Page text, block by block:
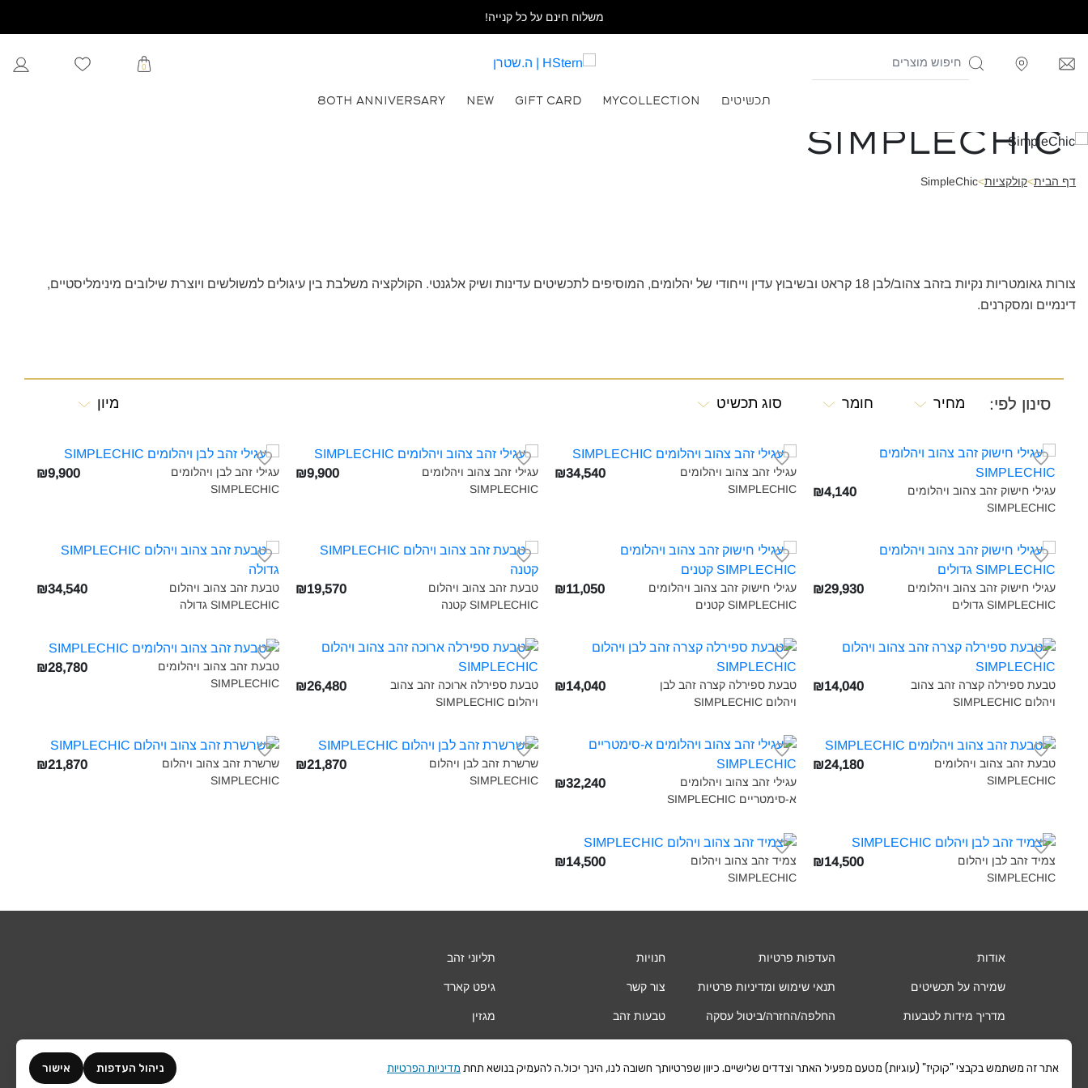
משלוח חינם על כל קנייה!
0
תכשיטים MYCOLLECTION
GIFT CARD
NEW
80TH ANNIVERSARY
SimpleChic
דף הבית>קולקציות>
SimpleChic
צורות גאומטריות נקיות בזהב צהוב/לבן 18 קראט ובשיבוץ עדין וייחודי של יהלומים, המוסיפים לתכשיטים עדינות ושיק אלגנטי. הקולקציה משלבת בין עיגולים למשולשים ויוצרת שילובים מינימליסטיים,
דינמיים ומסקרנים.
סינון לפי: מחיר חומר סוג תכשיט מיון
עגילי חישוק זהב צהוב ויהלומים
SIMPLECHIC‎
₪4,140
עגילי זהב צהוב ויהלומים
SIMPLECHIC‎
₪34,540
עגילי זהב צהוב ויהלומים
SIMPLECHIC‎
₪9,900
עגילי זהב לבן ויהלומים
SIMPLECHIC‎
₪9,900
עגילי חישוק זהב צהוב ויהלומים
SIMPLECHIC גדולים‎
₪29,930
עגילי חישוק זהב צהוב ויהלומים
SIMPLECHIC קטנים‎
₪11,050
טבעת זהב צהוב ויהלום
SIMPLECHIC קטנה‎
₪19,570
טבעת זהב צהוב ויהלום
SIMPLECHIC גדולה‎
₪34,540
טבעת ספירלה קצרה זהב צהוב
ויהלום SIMPLECHIC‎
₪14,040
טבעת ספירלה קצרה זהב לבן
ויהלום SIMPLECHIC‎
₪14,040
טבעת ספירלה ארוכה זהב צהוב
ויהלום SIMPLECHIC‎
₪26,480
טבעת זהב צהוב ויהלומים
SIMPLECHIC‎
₪28,780
טבעת זהב צהוב ויהלומים
SIMPLECHIC‎
₪24,180
עגילי זהב צהוב ויהלומים
א-סימטריים SIMPLECHIC‎
₪32,240
שרשרת זהב לבן ויהלום
SIMPLECHIC‎
₪21,870
שרשרת זהב צהוב ויהלום
SIMPLECHIC‎
₪21,870
צמיד זהב לבן ויהלום
SIMPLECHIC‎
₪14,500
צמיד זהב צהוב ויהלום
SIMPLECHIC‎
₪14,500
אתר זה משתמש בקבצי "קוקיז" (עוגיות) מטעם מפעיל האתר וצדדים שלישיים. כיוון שפרטיותך חשובה לנו, הינך יכול.ה להעמיק בנושא תחת מדיניות הפרטיות אישור ניהול העדפות
אודות
שמירה על תכשיטים
מדריך מידות לטבעות
החשבון שלי
העדפות פרטיות
תנאי שימוש ומדיניות פרטיות
החלפה/החזרה/ביטול עסקה
משלוחים
חנויות
צור קשר
טבעות זהב
צמידי זהב
תליוני זהב
גיפט קארד
מגזין